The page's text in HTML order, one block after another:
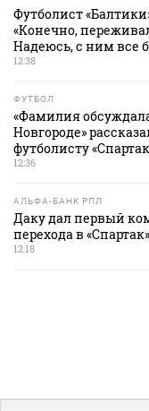
Футболист
«Конечно,
Надеюсь, с ним все
12:38
ФУТБОЛ
«Фамилия
Новгороде»
футболисту
12:36
АЛЬФА-БАНК РПЛ
Даку дал первый
перехода в «Спартак»
12:18